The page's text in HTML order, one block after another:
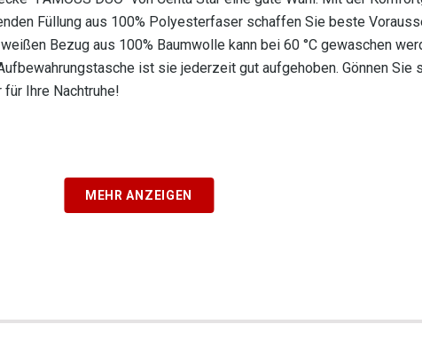
Füllung aus 100% Polyesterfaser schaffen Sie beste
Bezug aus 100% Baumwolle kann bei 60 °C gewaschen
ist sie jederzeit gut aufgehoben. Gönnen Sie
für Ihre Nachtruhe!
MEHR ANZEIGEN